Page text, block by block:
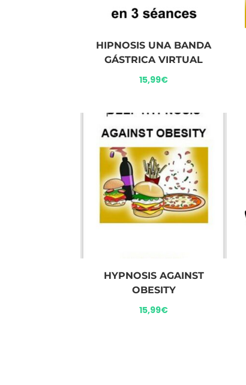
HIPNOSIS UNA BANDA
GÁSTRICA VIRTUAL
15,99€
HYPNOSIS AGAINST
OBESITY
15,99€